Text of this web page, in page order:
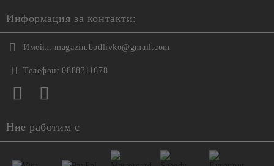
Информация за контакти:
Имейл: magazin.bodlivko@gmail.com
Телефон: 0888311678
Ние работим с